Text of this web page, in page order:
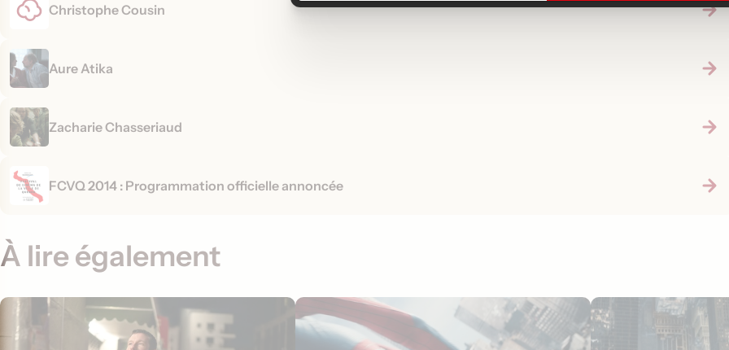
Christophe Cousin
Aure Atika
Zacharie Chasseriaud
FCVQ 2014 : Programmation officielle annoncée
À lire également